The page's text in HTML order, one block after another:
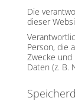
Die
dieser
Person, die
Zwecke
Daten (z. B.